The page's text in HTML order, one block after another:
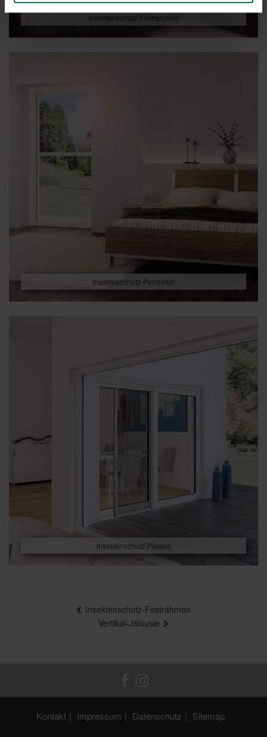
Insektenschutz-Festrahmen
Insektenschutz-Pendeltür
Insektenschutz-Plissee
Insektenschutz-Festrahmen
Vertikal-Jalousie
Kontakt Impressum Datenschutz Sitemap